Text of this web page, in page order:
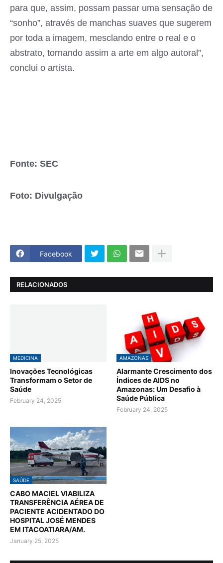
para que, assim, possam passar uma sensação de
“sonho”, através de manchas suaves que sugerem
por toda a imagem, mesclando entre o real e o
abstrato, tornando assim a arte em algo autoral”,
conclui o artista.
Fonte: SEC
Foto: Divulgação
Facebook
RELACIONADOS
MEDICINA
Inovações Tecnológicas
Transformam o Setor de
Saúde
February 24, 2025
AMAZONAS
Alarmante Crescimento dos
Índices de AIDS no
Amazonas: Um Desafio à
Saúde Pública
February 24, 2025
SAÚDE
CABO MACIEL VIABILIZA
TRANSFERÊNCIA AÉREA DE
PACIENTE ACIDENTADO DO
HOSPITAL JOSÉ MENDES
EM ITACOATIARA/AM.
January 25, 2025